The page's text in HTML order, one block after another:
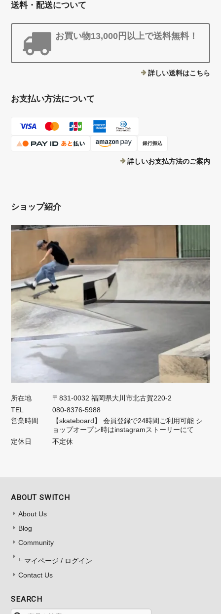
送料・配送について
お買い物13,000円以上で送料無料！
詳しい送料はこちら
お支払い方法について
銀行振込
詳しいお支払方法のご案内
ショップ紹介
所在地
〒831-0032 福岡県大川市北古賀220-2
TEL
080-8376-5988
営業時間
【skateboard】 会員登録で24時間ご利用可能 シ
ョップオープン時はinstagramストーリーにて
定休日
不定休
ABOUT SWITCH
About Us
Blog
Community
マイページ / ログイン
Contact Us
SEARCH